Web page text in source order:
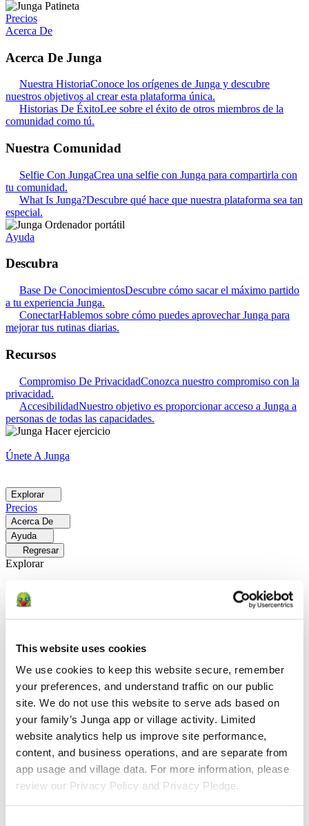
This website uses cookies
We use cookies to keep this website secure, remember
your preferences, and understand traffic on our public
site. We do not use this website to serve ads based on
your family’s Junga app or village activity. Limited
website analytics help us improve site performance,
content, and business operations, and are separate from
app usage and village data. For more information, please
review our Privacy Policy and Privacy Pledge.
Precios
Acerca De
Acerca De Junga
Nuestra HistoriaConoce los orígenes de Junga y descubre
nuestros objetivos al crear esta plataforma única.
Historias De ÉxitoLee sobre el éxito de otros miembros de la
comunidad como tú.
Nuestra Comunidad
Selfie Con JungaCrea una selfie con Junga para compartirla con
tu comunidad.
What Is Junga?Descubre qué hace que nuestra plataforma sea tan
especial.
Ayuda
Descubra
Base De ConocimientosDescubre cómo sacar el máximo partido
a tu experiencia Junga.
ConectarHablemos sobre cómo puedes aprovechar Junga para
mejorar tus rutinas diarias.
Recursos
Compromiso De PrivacidadConozca nuestro compromiso con la
privacidad.
AccesibilidadNuestro objetivo es proporcionar acceso a Junga a
personas de todas las capacidades.
Únete A Junga
Explorar
Precios
Acerca De
Ayuda
Regresar
Explorar
Soluciones
Para Los PapásDescubre cómo los papás facilitan las rutinas
EducadoresDescubra cómo los educadores mejoran el aprendizaje
socioemocional (SEL) gracias a Junga.
cómo Junga ayuda a los terapeutas a fomentar entornos positivos en
Para Grupos Sociales
fomentan la participación comunitaria con Junga.
Comparar
Junga contra Greenlight
Greenlight combina una tarjeta de débito
supervisada con herramientas educativas para enseñar a los niños a
administrar su presupuesto, ahorrar e invertir.
Junga contra Acorns
EarlyAcorns Early ayuda a los padres a enseñar a sus hijos sobre
domésticas y carteras de inversión.
Junga contra